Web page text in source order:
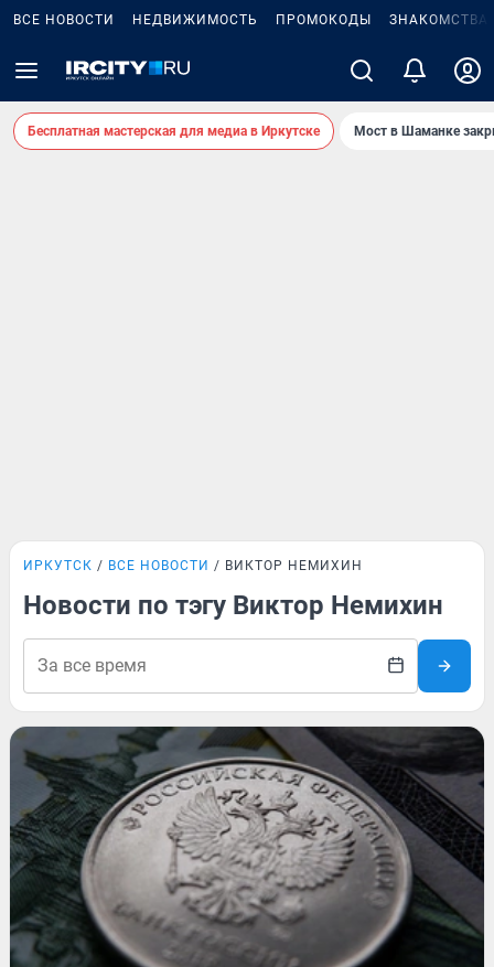
ВСЕ НОВОСТИ НЕДВИЖИМОСТЬ ПРОМОКОДЫ ЗНАКОМСТВА
Бесплатная мастерская для медиа в Иркутске Мост в Шаманке
ИРКУТСК ВСЕ НОВОСТИ ВИКТОР НЕМИХИН
Новости по тэгу Виктор Немихин